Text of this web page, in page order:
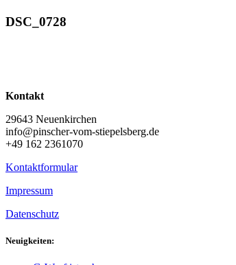
DSC_0728
Kontakt
29643 Neuenkirchen
info@pinscher-vom-stiepelsberg.de
+49 162 2361070
Kontaktformular
Impressum
Datenschutz
Neuigkeiten: